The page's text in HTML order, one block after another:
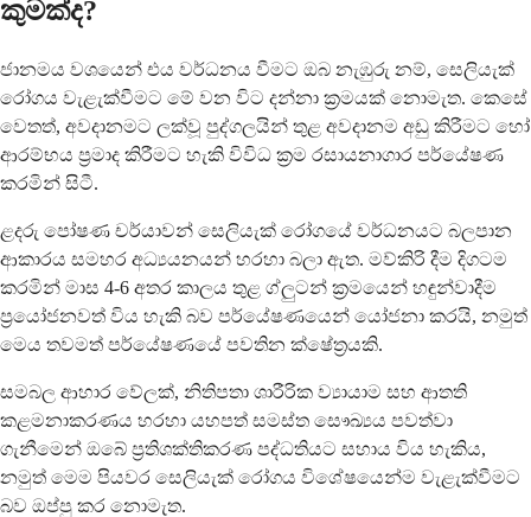
කුමක්ද?
ජානමය වශයෙන් එය වර්ධනය වීමට ඔබ නැඹුරු නම්, සෙලියැක්
රෝගය වැළැක්වීමට මේ වන විට දන්නා ක්‍රමයක් නොමැත. කෙසේ
වෙතත්, අවදානමට ලක්වූ පුද්ගලයින් තුළ අවදානම අඩු කිරීමට හෝ
ආරම්භය ප්‍රමාද කිරීමට හැකි විවිධ ක්‍රම රසායනාගාර පර්යේෂණ
කරමින් සිටී.
ළදරු පෝෂණ චර්යාවන් සෙලියැක් රෝගයේ වර්ධනයට බලපාන
ආකාරය සමහර අධ්‍යයනයන් හරහා බලා ඇත. මව්කිරි දීම දිගටම
කරමින් මාස 4-6 අතර කාලය තුළ ග්ලුටන් ක්‍රමයෙන් හඳුන්වාදීම
ප්‍රයෝජනවත් විය හැකි බව පර්යේෂණයෙන් යෝජනා කරයි, නමුත්
මෙය තවමත් පර්යේෂණයේ පවතින ක්ෂේත්‍රයකි.
සමබල ආහාර වේලක්, නිතිපතා ශාරීරික ව්‍යායාම සහ ආතති
කළමනාකරණය හරහා යහපත් සමස්ත සෞඛ්‍යය පවත්වා
ගැනීමෙන් ඔබේ ප්‍රතිශක්තිකරණ පද්ධතියට සහාය විය හැකිය,
නමුත් මෙම පියවර සෙලියැක් රෝගය විශේෂයෙන්ම වැළැක්වීමට
බව ඔප්පු කර නොමැත.